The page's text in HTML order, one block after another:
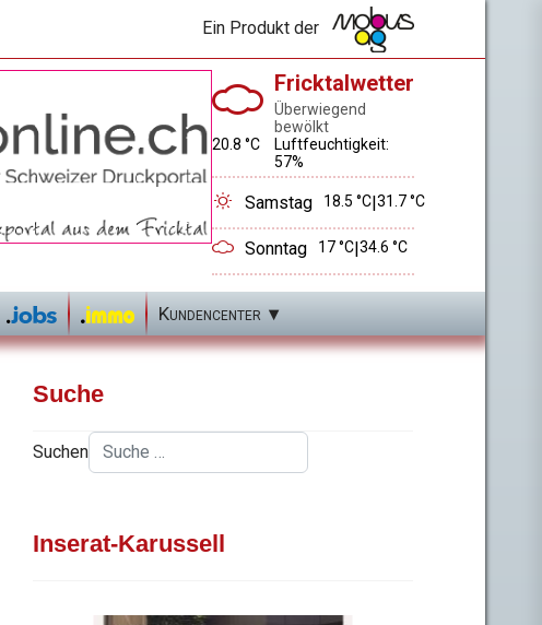
Ein Produkt der
Fricktalwetter
Überwiegend
bewölkt
20.8 °C
Luftfeuchtigkeit:
57%
Samstag 18.5 °C|31.7 °C
Sonntag 17 °C|34.6 °C
Kundencenter
Suche
Suchen
Inserat-Karussell